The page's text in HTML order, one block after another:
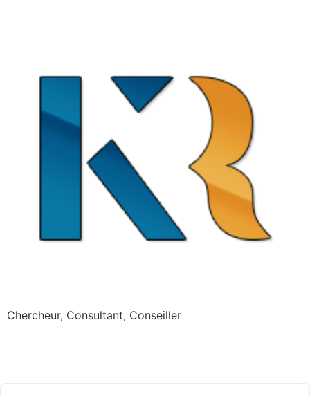
Chercheur, Consultant, Conseiller